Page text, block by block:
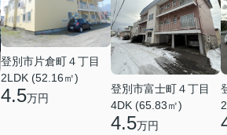
登別市片倉町４丁目
2LDK (52.16㎡)
4.5万円
登別市富士町４丁目
4DK (65.83㎡)
4.5万円